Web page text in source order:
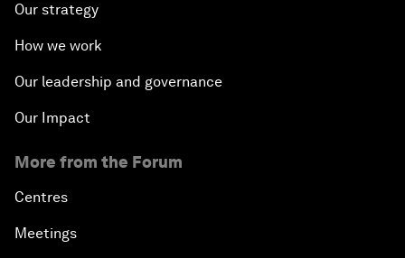
Our strategy
How we work
Our leadership and governance
Our Impact
More from the Forum
Centres
Meetings